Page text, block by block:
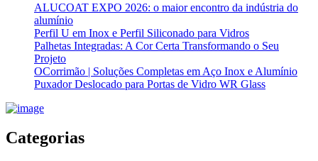
ALUCOAT EXPO 2026: o maior encontro da indústria do
alumínio
Perfil U em Inox e Perfil Siliconado para Vidros
Palhetas Integradas: A Cor Certa Transformando o Seu
Projeto
OCorrimão | Soluções Completas em Aço Inox e Alumínio
Puxador Deslocado para Portas de Vidro WR Glass
Categorias